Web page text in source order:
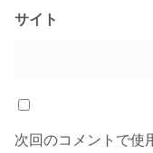
サイト
次回のコメントで使